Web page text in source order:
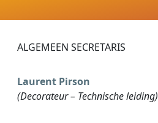
ALGEMEEN SECRETARIS
Laurent Pirson
(Decorateur – Technische leiding)